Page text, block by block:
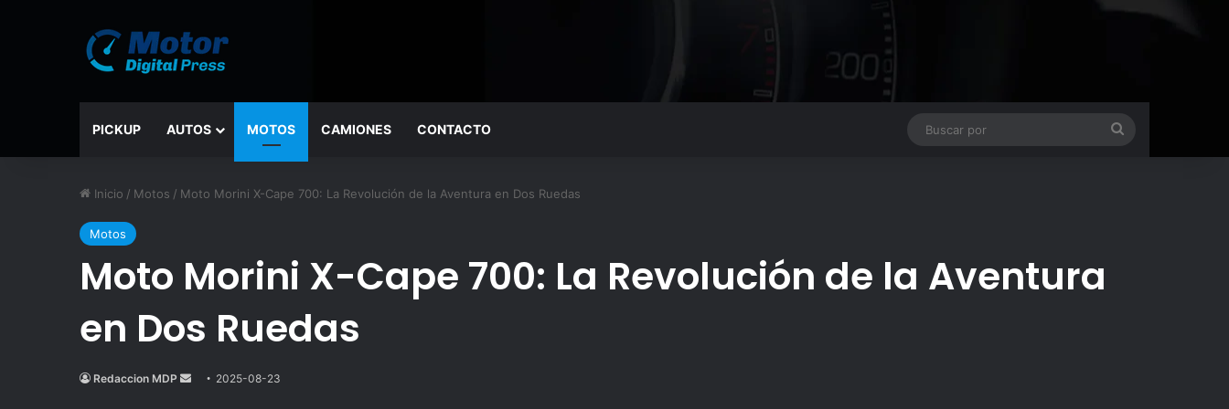
PICKUP AUTOS MOTOS CAMIONES CONTACTO
Inicio / Motos / Moto Morini X-Cape 700: La Revolución de la Aventura en Dos Ruedas
Motos
Moto Morini X-Cape 700: La Revolución de la Aventura
en Dos Ruedas
Redaccion MDP
Send2025-08-23